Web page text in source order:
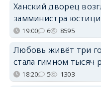
Ханский дворец
замминистра
19:00 6 8595
Любовь живёт три
стала гимном тысяч
18:20 5 1303